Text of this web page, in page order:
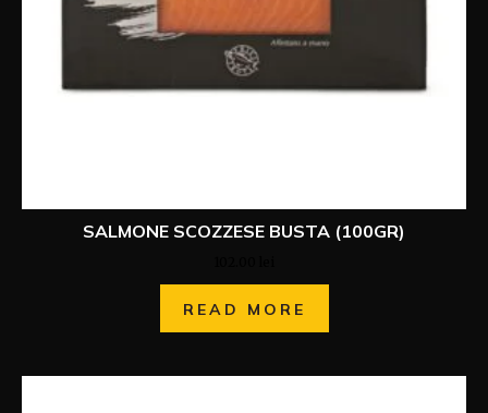
SALMONE SCOZZESE BUSTA (100GR)
READ MORE